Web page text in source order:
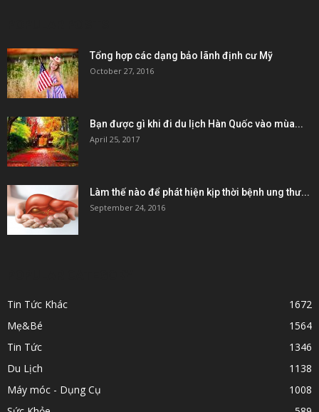
Tổng hợp các dạng bảo lãnh định cư Mỹ
October 27, 2016
Bạn được gì khi đi du lịch Hàn Quốc vào mùa...
April 25, 2017
Làm thế nào để phát hiện kịp thời bệnh ung thư...
September 24, 2016
Tin Tức Khác
1672
Mẹ&Bé
1564
Tin Tức
1346
Du Lịch
1138
Máy móc - Dụng Cụ
1008